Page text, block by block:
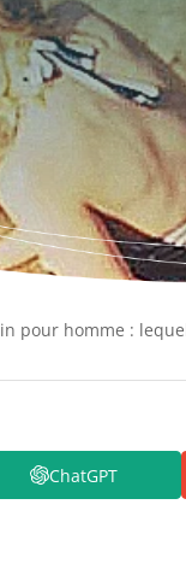
pour homme :
ChatGPT